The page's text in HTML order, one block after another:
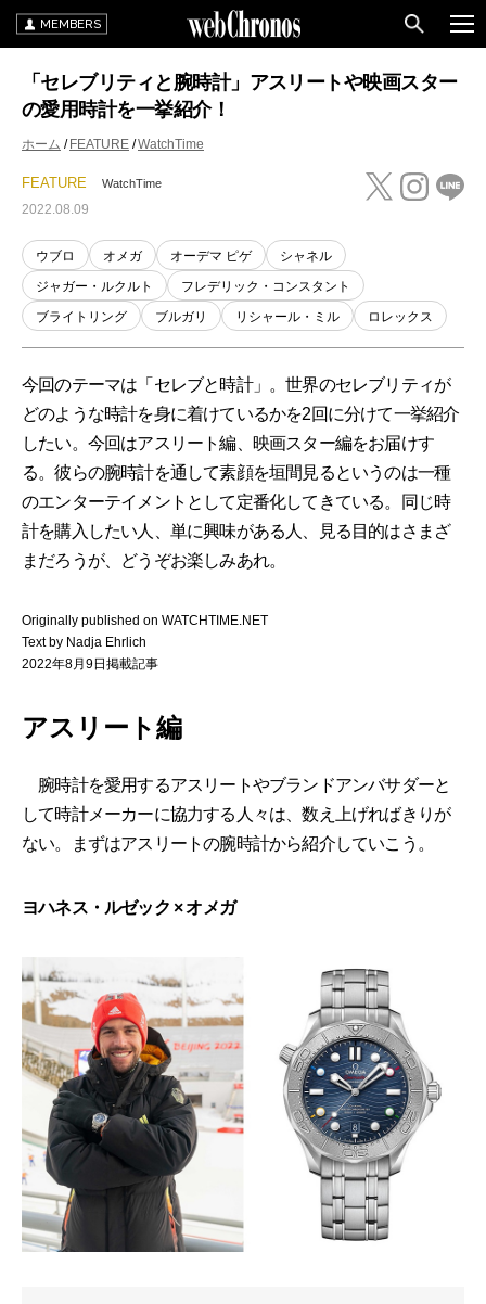
MEMBERS
「セレブリティと腕時計」アスリートや映画スター
の愛用時計を一挙紹介！
ホーム FEATURE WatchTime
FEATURE WatchTime
2022.08.09
ウブロ オメガ オーデマ ピゲ
シャネル
ジャガー・ルクルト
フレデリック・コンスタント
ブライトリング
ブルガリ リシャール・ミル ロレックス
今回のテーマは「セレブと時計」。世界のセレブリティが
どのような時計を身に着けているかを2回に分けて一挙紹介
したい。今回はアスリート編、映画スター編をお届けす
る。彼らの腕時計を通して素顔を垣間見るというのは一種
のエンターテイメントとして定番化してきている。同じ時
計を購入したい人、単に興味がある人、見る目的はさまざ
まだろうが、どうぞお楽しみあれ。
Originally published on WATCHTIME.NET
Text by Nadja Ehrlich
2022年8月9日掲載記事
アスリート編
腕時計を愛用するアスリートやブランドアンバサダーと
して時計メーカーに協力する人々は、数え上げればきりが
ない。まずはアスリートの腕時計から紹介していこう。
ヨハネス・ルゼック × オメガ